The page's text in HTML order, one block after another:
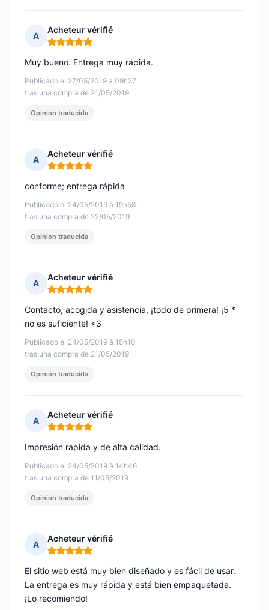
A
Acheteur vérifié
Nota: 5 de 5
Publicado el 27/05/2019 à 09h27
tras una compra de 21/05/2019
Muy bueno. Entrega muy rápida.
Opinión traducida
A
Acheteur vérifié
Nota: 5 de 5
Publicado el 24/05/2019 à 19h58
tras una compra de 22/05/2019
conforme; entrega rápida
Opinión traducida
A
Acheteur vérifié
Nota: 5 de 5
Publicado el 24/05/2019 à 15h10
tras una compra de 21/05/2019
Contacto, acogida y asistencia, ¡todo de primera! ¡5 *
no es suficiente! <3
Opinión traducida
A
Acheteur vérifié
Nota: 5 de 5
Publicado el 24/05/2019 à 14h46
tras una compra de 11/05/2019
Impresión rápida y de alta calidad.
Opinión traducida
A
Acheteur vérifié
Nota: 5 de 5
El sitio web está muy bien diseñado y es fácil de usar.
La entrega es muy rápida y está bien empaquetada.
¡Lo recomiendo!